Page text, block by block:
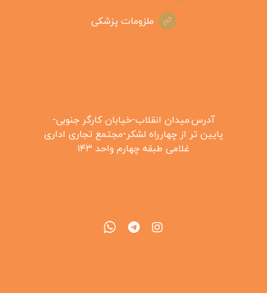
ملزومات پزشکی
آدرس:میدان انقلاب-خیابان کارگر جنوبی-
پایین تر از چهارراه لشکر-مجتمع تجاری اداری
غلامی طبقه چهارم واحد ۱۴۳